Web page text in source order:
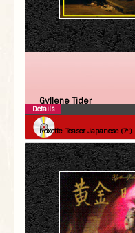
Gyllene Tider
Roxette
Roxette: Teaser Japanese (7″)
Details